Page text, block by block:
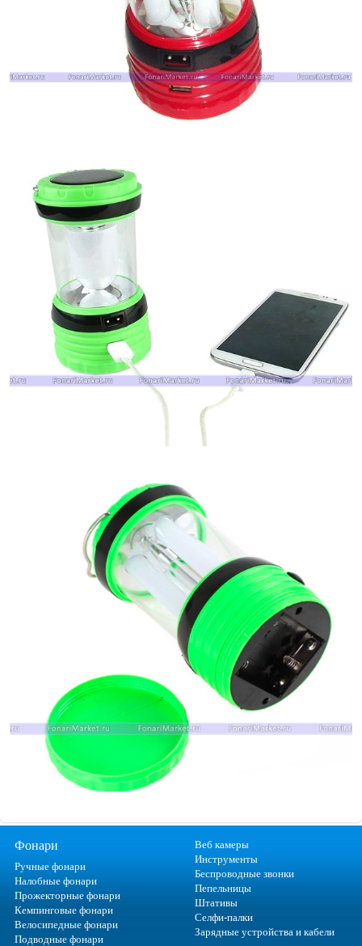
Фонари
Ручные фонари
Налобные фонари
Прожекторные фонари
Кемпинговые фонари
Велосипедные фонари
Подводные фонари
Веб камеры
Инструменты
Беспроводные звонки
Пепельницы
Штативы
Селфи-палки
Зарядные устройства и кабели